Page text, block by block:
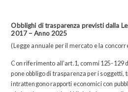
Obblighi di trasparenza previsti dalla
2017 – Anno 2025
(Legge annuale per il mercato e la
Con riferimento all’art.1, commi 125-129
pone obbligo di trasparenza per i soggetti,
intrattengono rapporti economici con